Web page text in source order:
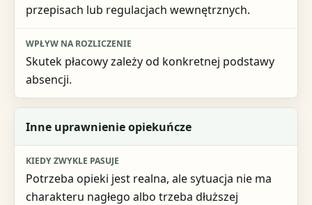
przepisach lub regulacjach wewnętrznych.
Skutek płacowy zależy od konkretnej podstawy
absencji.
Inne uprawnienie opiekuńcze
Potrzeba opieki jest realna, ale sytuacja nie ma
charakteru nagłego albo trzeba dłuższej